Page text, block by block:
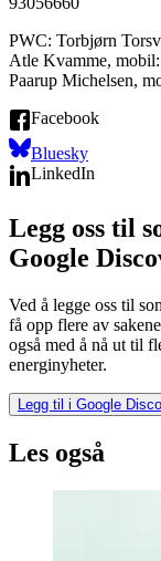
PWC: Torbjørn
Atle Kvamme, mobil:
Paarup Michelsen,
Facebook
Bluesky
LinkedIn
Legg oss til
Google
Ved å legge oss til
få opp flere av
også med å nå ut til
energinyheter.
Legg til i Google
Les også